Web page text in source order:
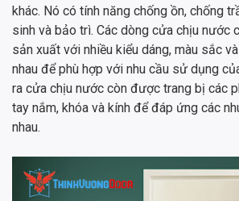
khác. Nó có tính năng chống ồn, chống
sinh và bảo trì. Các dòng cửa chịu nước
sản xuất với nhiều kiểu dáng, màu sắc
nhau để phù hợp với nhu cầu sử dụng
ra cửa chịu nước còn được trang bị các
tay nắm, khóa và kính để đáp ứng các
nhau.